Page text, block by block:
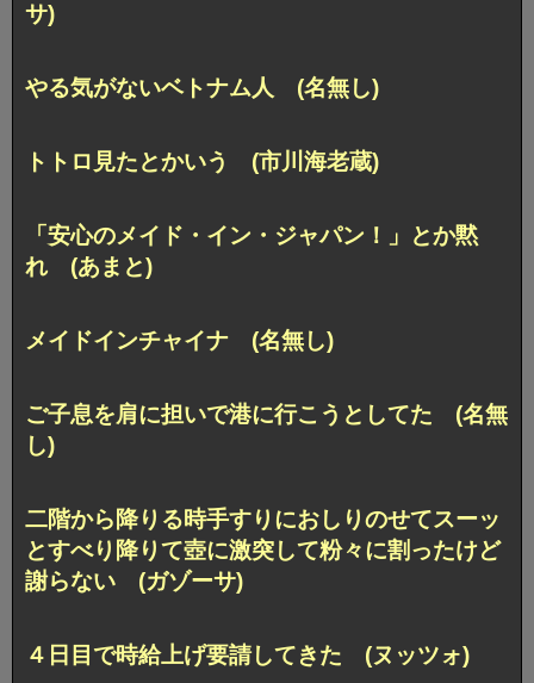
サ)
やる気がないベトナム人 (名無し)
トトロ見たとかいう (市川海老蔵)
「安心のメイド・イン・ジャパン！」とか黙
れ (あまと)
メイドインチャイナ (名無し)
ご子息を肩に担いで港に行こうとしてた (名無
し)
二階から降りる時手すりにおしりのせてスーッ
とすべり降りて壺に激突して粉々に割ったけど
謝らない (ガゾーサ)
４日目で時給上げ要請してきた (ヌッツォ)